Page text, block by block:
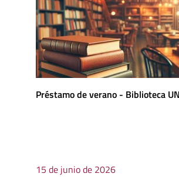
Préstamo de verano - Biblioteca
15 de junio de 2026